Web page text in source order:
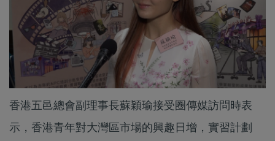
香港五邑總會副理事長蘇穎瑜接受圈傳媒訪問時表
示，香港青年對大灣區市場的興趣日增，實習計劃